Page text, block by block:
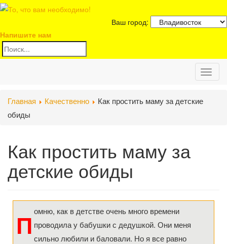
Ваш город:
Напишите нам
Главная Качественно
Как простить маму за детские
обиды
Как простить маму за
детские обиды
П омню, как в детстве очень много времени
проводила у бабушки с дедушкой. Они меня
сильно любили и баловали. Но я все равно